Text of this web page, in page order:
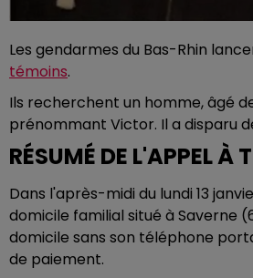
Les gendarmes du Bas-Rhin
témoins.
Ils recherchent un homme, âgé
prénommant Victor. Il a disparu
RÉSUMÉ DE L'APPEL À
Dans l'après-midi du lundi 13
domicile familial situé à Saverne
domicile sans son téléphone
de paiement.